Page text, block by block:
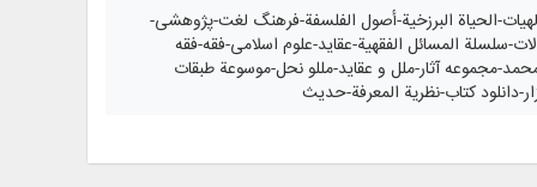
الحياة البرزخية-أصول الفلسفة-فرهنگ لغت-پژوهشی-
سلسلة المسائل الفقهية-عقاید-علوم اسلامی-فقه-فقه
مجموعه آثار-ملل و عقاید-مللو نحل-موسوعة طبقات
دانلود کتاب-نظرية المعرفة-حدیث